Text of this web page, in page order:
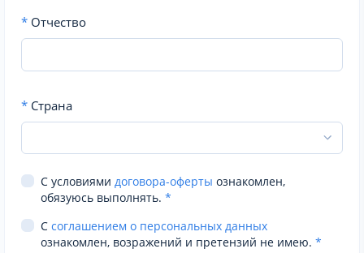
* Отчество
* Страна
С условиями договора-оферты ознакомлен,
обязуюсь выполнять. *
С соглашением о персональных данных
ознакомлен, возражений и претензий не имею. *